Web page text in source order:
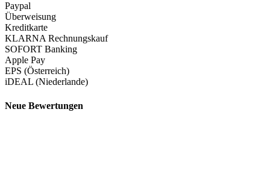
Paypal
Überweisung
Kreditkarte
KLARNA Rechnungskauf
SOFORT Banking
Apple Pay
EPS (Österreich)
iDEAL (Niederlande)
Neue Bewertungen